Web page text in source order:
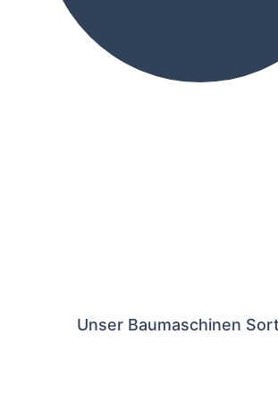
Unser Baumaschinen